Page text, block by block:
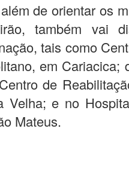
de orientar os
também vai
tais como
em Cariacica;
de
Velha; e no
Mateus.